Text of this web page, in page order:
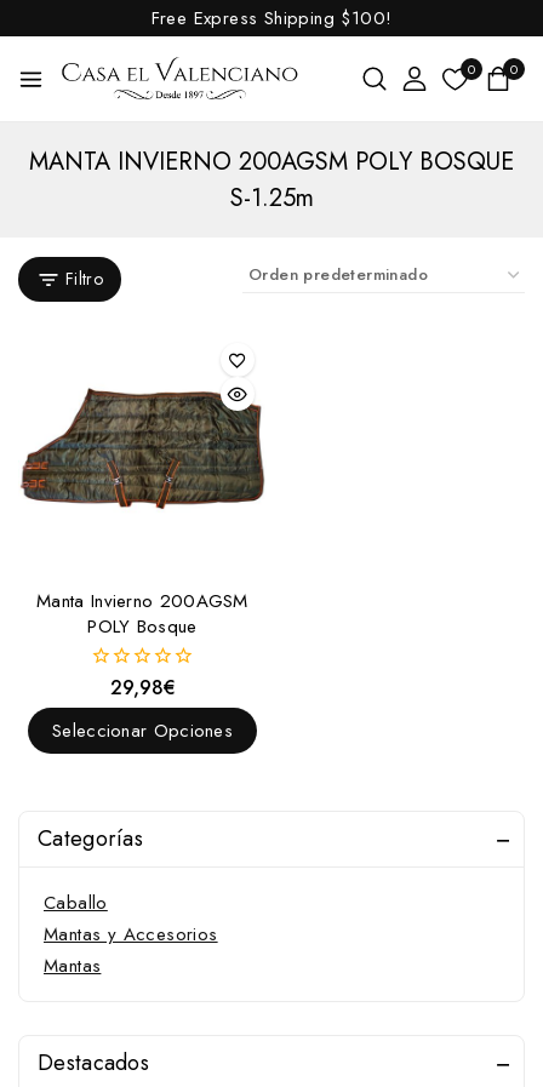
Free Express Shipping $100!
0 0
MANTA INVIERNO 200AGSM POLY BOSQUE
S-1.25m
Filtro
Manta Invierno 200AGSM
POLY Bosque
fuera
de
5
29,98€
Seleccionar Opciones
Categorías
Caballo
Mantas y Accesorios
Mantas
Destacados